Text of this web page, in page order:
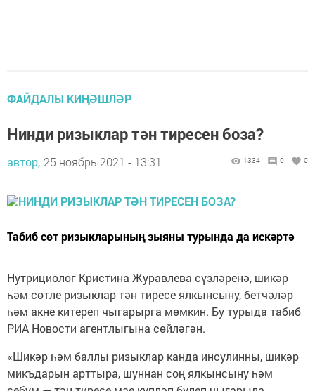
ФАЙДАЛЫ КИҢӘШЛӘР
Нинди ризыклар тән тиресен боза?
автор, 25 ноябрь 2021 - 13:31 1334 0 0
Табиб сөт ризыкларының зыяны турында да искәртә
Нутрициолог Кристина Журавлева сүзләренә, шикәр
һәм сөтле ризыклар тән тиресе ялкынсыну, бетчәләр
һәм акне китереп чыгарырга мөмкин. Бу турыда табиб
РИА Новости агентлыгына сөйләгән.
«Шикәр һәм баллы ризыклар канда инсулинны, шикәр
микъдарын арттыра, шуннан соң ялкынсыну һәм